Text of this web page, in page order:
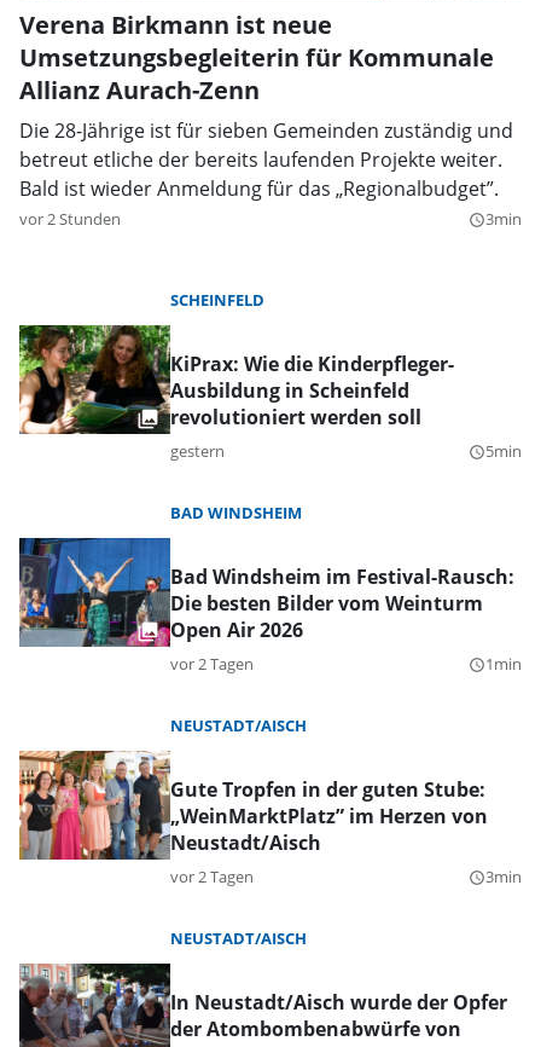
Verena Birkmann ist neue
Umsetzungsbegleiterin für Kommunale
Allianz Aurach-Zenn
Die 28-Jährige ist für sieben Gemeinden zuständig und
betreut etliche der bereits laufenden Projekte weiter.
Bald ist wieder Anmeldung für das „Regionalbudget”.
vor 2 Stunden query_builder3min
SCHEINFELD
KiPrax: Wie die Kinderpfleger-
Ausbildung in Scheinfeld
revolutioniert werden soll
gestern query_builder5min
BAD WINDSHEIM
Bad Windsheim im Festival-Rausch:
Die besten Bilder vom Weinturm
Open Air 2026
vor 2 Tagen query_builder1min
NEUSTADT/AISCH
Gute Tropfen in der guten Stube:
„WeinMarktPlatz” im Herzen von
Neustadt/Aisch
vor 2 Tagen query_builder3min
NEUSTADT/AISCH
In Neustadt/Aisch wurde der Opfer
der Atombombenabwürfe von